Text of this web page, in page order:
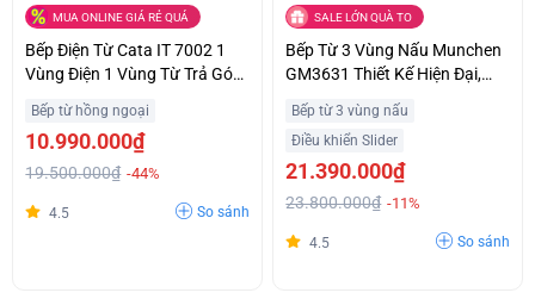
MUA ONLINE GIÁ RẺ QUÁ
Bếp Điện Từ Cata IT 7002 1
Vùng Điện 1 Vùng Từ Trả Góp
Bếp từ hồng ngoại
10.990.000₫
19.500.000₫ -44%
4.5 So sánh
SALE LỚN QUÀ TO
Bếp Từ 3 Vùng Nấu Munchen
GM3631 Thiết Kế Hiện Đại,
Bếp từ 3 vùng nấu
Điều khiển Slider
21.390.000₫
23.800.000₫ -11%
4.5 So sánh